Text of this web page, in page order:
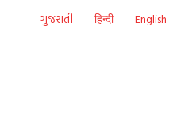
ગુજરાતી हिन्दी English